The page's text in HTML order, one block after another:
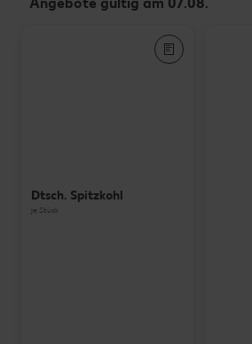
Dtsch. Spitzkohl
je Stück